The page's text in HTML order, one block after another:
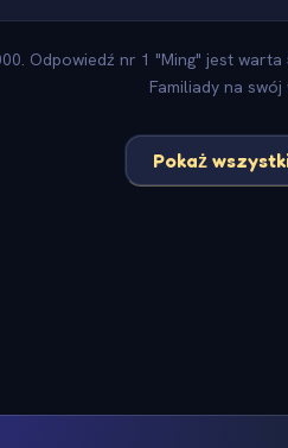
Odpowiedź nr 1 "Ming" jest
Familiady na
Pokaż